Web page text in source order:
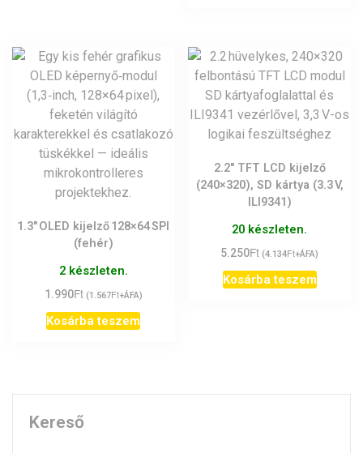
1.3″ OLED kijelző 128×64 SPI
(fehér)
2 készleten.
1.990Ft (1.567Ft+ÁFA)
Kosárba teszem
2.2″ TFT LCD kijelző
(240×320), SD kártya (3.3 V,
ILI9341)
20 készleten.
5.250Ft (4.134Ft+ÁFA)
Kosárba teszem
Kereső